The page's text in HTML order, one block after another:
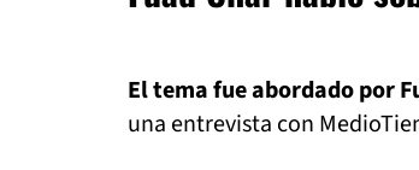
El tema fue abordado por
una entrevista con